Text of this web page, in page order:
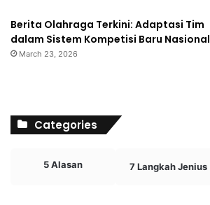
Berita Olahraga Terkini: Adaptasi Tim
dalam Sistem Kompetisi Baru Nasional
March 23, 2026
Categories
5 Alasan 7 Langkah Jenius